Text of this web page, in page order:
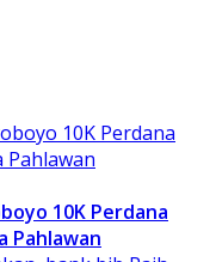
10K Perdana
Pahlawan